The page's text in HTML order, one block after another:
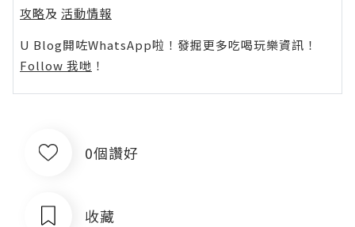
攻略及 活動情報
U Blog開咗WhatsApp啦！發掘更多吃喝玩樂資訊！
Follow 我哋 ！
0個讚好
收藏